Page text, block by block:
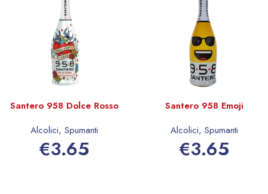
Santero 958 Dolce Rosso
Alcolici, Spumanti
€3.65
Santero 958 Emoji
Alcolici, Spumanti
€3.65